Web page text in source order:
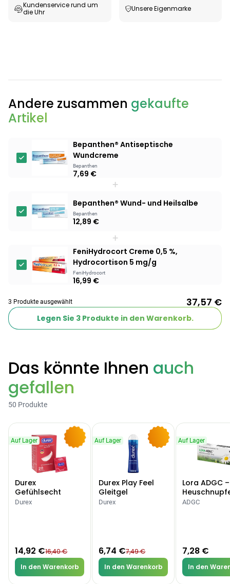
Categories
TestzentrumArzneimittel
&
Gesundheit
Hygiene &
Haushalt
Baby &
Familie
Products
ARZNEIMITTEL & GESUNDHEIT
ARZNEIMITTEL & GESUNDHEIT
Durex Play Feel
Gleitgel
Kundenservice rund um
die Uhr
Unsere Eigenmarke
Andere zusammen gekaufte
Artikel
Bepanthen® Antiseptische
Wundcreme
Bepanthen
7,69 €
+
Bepanthen® Wund- und Heilsalbe
Bepanthen
12,89 €
+
FeniHydrocort Creme 0,5 %,
Hydrocortison 5 mg/g
FeniHydrocort
16,99 €
3 Produkte ausgewählt 37,57 €
Legen Sie 3Produkte in den Warenkorb.
Das könnte Ihnen auch
gefallen
50 Produkte
-9%
Auf Lager
Durex
Gefühlsecht
Classic Kondome
Durex
14,92 €16,40 €
In den Warenkorb
-10%
Auf Lager
Durex Play Feel
Gleitgel
Durex
6,74 €7,49 €
In den Warenkorb
Auf Lager
Lora ADGC
Allergien
ADGC
7,28 €
In den